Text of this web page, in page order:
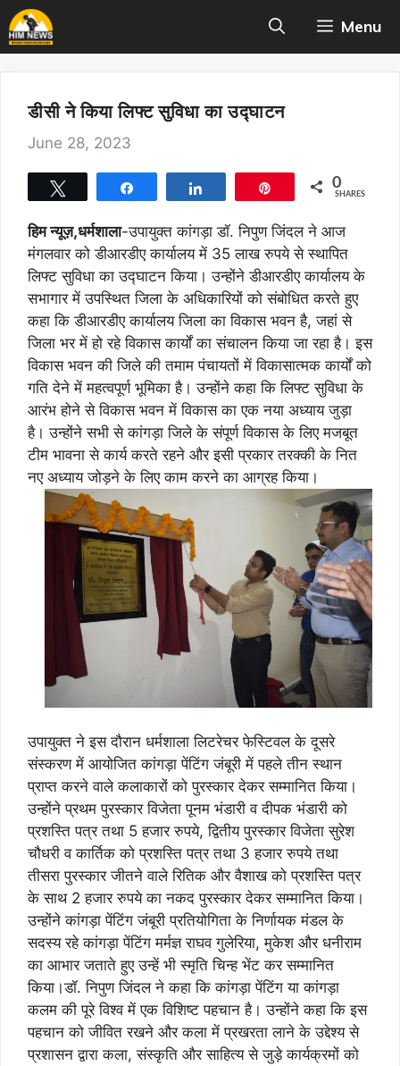
Skip
to
content
Menu
डीसी ने किया लिफ्ट सुविधा का उद्घाटन
June 28, 2023
0
SHARES
हिम न्यूज़,धर्मशाला-उपायुक्त कांगड़ा डॉ. निपुण जिंदल ने आज
मंगलवार को डीआरडीए कार्यालय में 35 लाख रुपये से स्थापित
लिफ्ट सुविधा का उद्घाटन किया। उन्होंने डीआरडीए कार्यालय के
सभागार में उपस्थित जिला के अधिकारियों को संबोधित करते हुए
कहा कि डीआरडीए कार्यालय जिला का विकास भवन है, जहां से
जिला भर में हो रहे विकास कार्यों का संचालन किया जा रहा है। इस
विकास भवन की जिले की तमाम पंचायतों में विकासात्मक कार्यों को
गति देने में महत्वपूर्ण भूमिका है। उन्होंने कहा कि लिफ्ट सुविधा के
आरंभ होने से विकास भवन में विकास का एक नया अध्याय जुड़ा
है। उन्होंने सभी से कांगड़ा जिले के संपूर्ण विकास के लिए मजबूत
टीम भावना से कार्य करते रहने और इसी प्रकार तरक्की के नित
नए अध्याय जोड़ने के लिए काम करने का आग्रह किया।
उपायुक्त ने इस दौरान धर्मशाला लिटरेचर फेस्टिवल के दूसरे
संस्करण में आयोजित कांगड़ा पेंटिंग जंबूरी में पहले तीन स्थान
प्राप्त करने वाले कलाकारों को पुरस्कार देकर सम्मानित किया।
उन्होंने प्रथम पुरस्कार विजेता पूनम भंडारी व दीपक भंडारी को
प्रशस्ति पत्र तथा 5 हजार रुपये, द्वितीय पुरस्कार विजेता सुरेश
चौधरी व कार्तिक को प्रशस्ति पत्र तथा 3 हजार रुपये तथा
तीसरा पुरस्कार जीतने वाले रितिक और वैशाख को प्रशस्ति पत्र
के साथ 2 हजार रुपये का नकद पुरस्कार देकर सम्मानित किया।
उन्होंने कांगड़ा पेंटिंग जंबूरी प्रतियोगिता के निर्णायक मंडल के
सदस्य रहे कांगड़ा पेंटिंग मर्मज्ञ राघव गुलेरिया, मुकेश और धनीराम
का आभार जताते हुए उन्हें भी स्मृति चिन्ह भेंट कर सम्मानित
किया।डॉ. निपुण जिंदल ने कहा कि कांगड़ा पेंटिंग या कांगड़ा
कलम की पूरे विश्व में एक विशिष्ट पहचान है। उन्होंने कहा कि इस
पहचान को जीवित रखने और कला में प्रखरता लाने के उद्देश्य से
प्रशासन द्वारा कला, संस्कृति और साहित्य से जुड़े कार्यक्रमों को